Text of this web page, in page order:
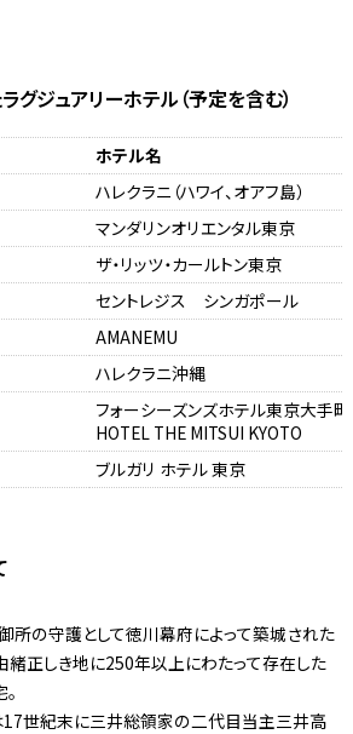
グジュアリーホテル（予定を含む）
ホテル名
ハレクラニ（ハワイ、オアフ島）
マンダリンオリエンタル東京
ザ・リッツ・カールトン東京
セントレジス シンガポール
AMANEMU
ハレクラニ沖縄
フォーシーズンズホテル東京大手町
HOTEL THE MITSUI KYOTO
ブルガリ ホテル 東京
所の守護として徳川幕府によって築城された
緒正しき地に250年以上にわたって存在した
世紀末に三井総領家の二代目当主三井高